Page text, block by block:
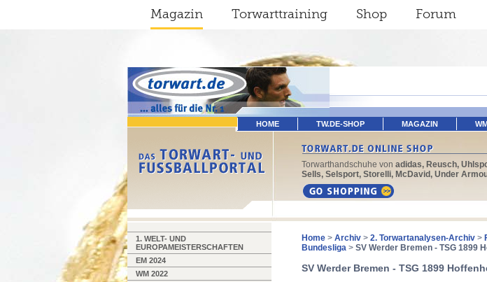
Magazin Torwarttraining Shop Forum
HOME TW.DE-SHOP MAGAZIN
Torwarthandschuhe von adidas, Reusch,
Sells, Selsport, Storelli, McDavid, Under
1. WELT- UND
EUROPAMEISTERSCHAFTEN
EM 2024
WM 2022
Home > Archiv > 2. Torwartanalysen-Archiv >
Bundesliga > SV Werder Bremen - TSG 1899
SV Werder Bremen - TSG 1899